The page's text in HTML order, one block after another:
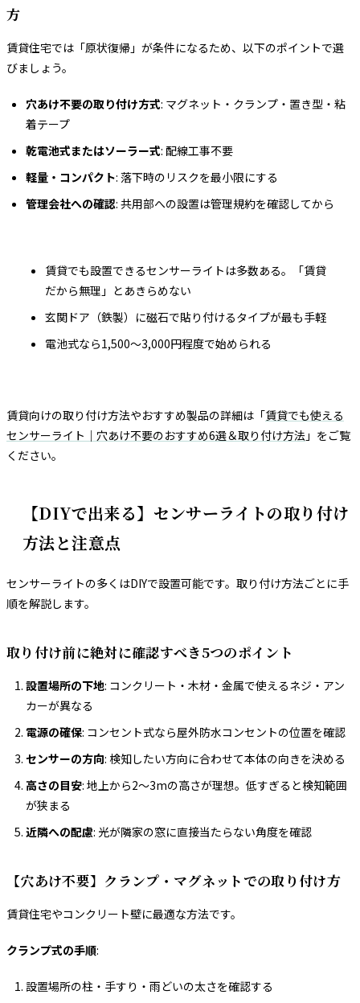
方
賃貸住宅では「原状復帰」が条件になるため、以下のポイントで選
びましょう。
穴あけ不要の取り付け方式: マグネット・クランプ・置き型・粘
着テープ
乾電池式またはソーラー式: 配線工事不要
軽量・コンパクト: 落下時のリスクを最小限にする
管理会社への確認: 共用部への設置は管理規約を確認してから
賃貸でも設置できるセンサーライトは多数ある。「賃貸
だから無理」とあきらめない
玄関ドア（鉄製）に磁石で貼り付けるタイプが最も手軽
電池式なら1,500〜3,000円程度で始められる
賃貸向けの取り付け方法やおすすめ製品の詳細は「賃貸でも使える
センサーライト｜穴あけ不要のおすすめ6選＆取り付け方法 」をご覧
ください。
【DIYで出来る】センサーライトの取り付け
方法と注意点
センサーライトの多くはDIYで設置可能です。取り付け方法ごとに手
順を解説します。
取り付け前に絶対に確認すべき5つのポイント
設置場所の下地: コンクリート・木材・金属で使えるネジ・アン
カーが異なる
電源の確保: コンセント式なら屋外防水コンセントの位置を確認
センサーの方向: 検知したい方向に合わせて本体の向きを決める
高さの目安: 地上から2〜3mの高さが理想。低すぎると検知範囲
が狭まる
近隣への配慮: 光が隣家の窓に直接当たらない角度を確認
【穴あけ不要】クランプ・マグネットでの取り付け方
賃貸住宅やコンクリート壁に最適な方法です。
クランプ式の手順:
設置場所の柱・手すり・雨どいの太さを確認する